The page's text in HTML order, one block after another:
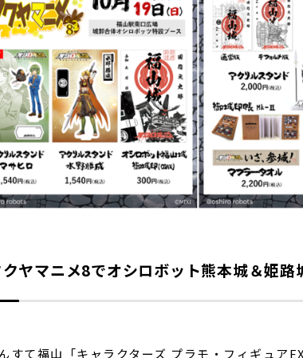
ヤマニメ8でオシロボット熊本城＆姫路
て福山「キャラクターズ プラモ・フィギュア